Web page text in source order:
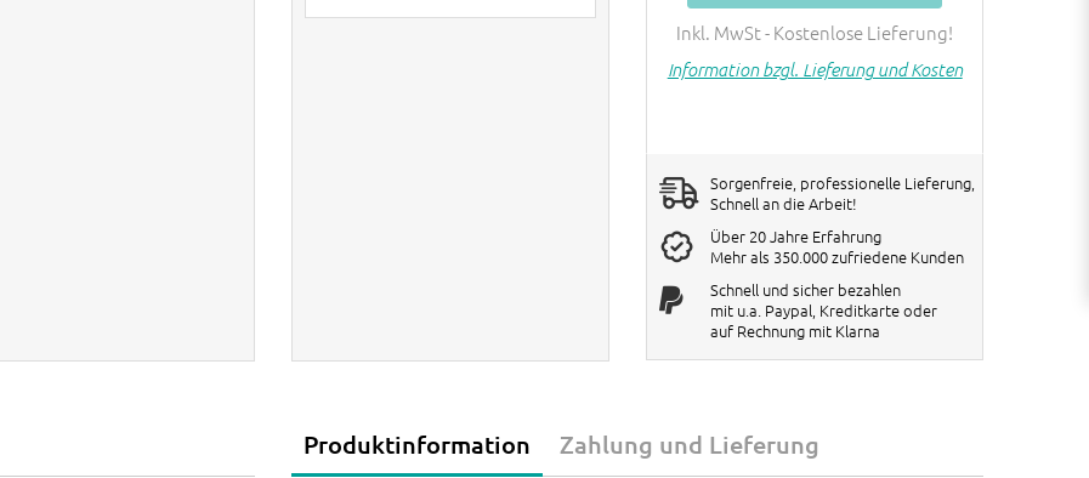
Rabatte werden im Warenkorb
verrechnet!
Inkl. MwSt - Kostenlose Lieferung!
Information bzgl. Lieferung und Kosten
Sorgenfreie, professionelle Lieferung,
Schnell an die Arbeit!
Über 20 Jahre Erfahrung
Mehr als 350.000 zufriedene Kunden
Schnell und sicher bezahlen
mit u.a. Paypal, Kreditkarte oder
auf Rechnung mit Klarna
Produktinformation Zahlung und Lieferung